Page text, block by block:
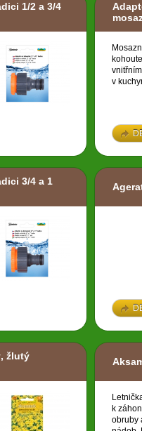
1/2 a 3/4
v
3/4 a 1
žlutý
k
obruby